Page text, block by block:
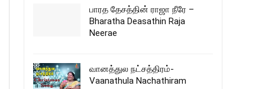
பாரத தேசத்தின் ராஜா நீரே –
Bharatha Deasathin Raja
Neerae
வானத்துல நட்சத்திரம்-
Vaanathula Nachathiram